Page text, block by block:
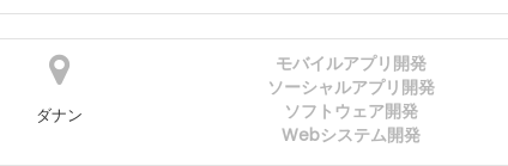
ダナン
モバイルアプリ開発
ソーシャルアプリ開発
ソフトウェア開発
Webシステム開発